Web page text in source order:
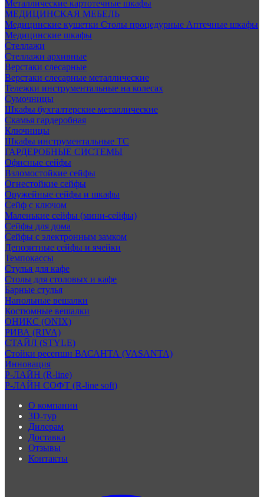
Металлические картотечные шкафы
МЕДИЦИНСКАЯ МЕБЕЛЬ
Медицинские кушетки Столы процедурные Аптечные шкафы
Медицинские шкафы
Стеллажи
Стеллажи архивные
Верстаки слесарные
Верстаки слесарные металлические
Тележки инструментальные на колесах
Сумочницы
Шкафы бухгалтерские металлические
Скамья гардеробная
Ключницы
Шкафы инструментальные ТС
ГАРДЕРОБНЫЕ СИСТЕМЫ
Офисные сейфы
Взломостойкие сейфы
Огнестойкие сейфы
Оружейные сейфы и шкафы
Сейф с ключом
Маленькие сейфы (мини-сейфы)
Сейфы для дома
Сейфы с электронным замком
Депозитные сейфы и ячейки
Темпокассы
Стулья для кафе
Столы для столовых и кафе
Барные стулья
Напольные вешалки
Костюмные вешалки
ОНИКС (ONIX)
РИВА (RIVA)
СТАЙЛ (STYLE)
Стойки ресепшн ВАСАНТА (VASANTA)
Инновация
Р-ЛАЙН (R-line)
Р-ЛАЙН СОФТ (R-line soft)
О компании
3D-тур
Дилерам
Доставка
Отзывы
Контакты